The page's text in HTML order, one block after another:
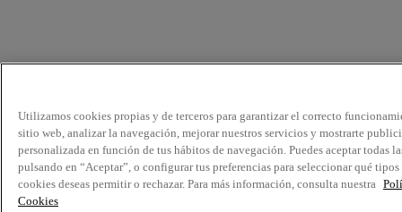
Utilizamos cookies propias y de terceros para garantizar el correcto
sitio web, analizar la navegación, mejorar nuestros servicios y mostrarte
personalizada en función de tus hábitos de navegación. Puedes aceptar todas
pulsando en “Aceptar”, o configurar tus preferencias para seleccionar qué tipos
cookies deseas permitir o rechazar. Para más información, consulta nuestra
Cookies